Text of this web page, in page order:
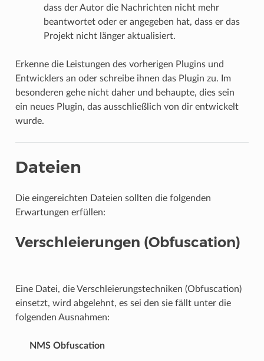
dass der Autor die Nachrichten nicht mehr
beantwortet oder er angegeben hat, dass er das
Projekt nicht länger aktualisiert.
Erkenne die Leistungen des vorherigen Plugins und
Entwicklers an oder schreibe ihnen das Plugin zu. Im
besonderen gehe nicht daher und behaupte, dies sein
ein neues Plugin, das ausschließlich von dir entwickelt
wurde.
Dateien
Die eingereichten Dateien sollten die folgenden
Erwartungen erfüllen:
Verschleierungen (Obfuscation)
Eine Datei, die Verschleierungstechniken (Obfuscation)
einsetzt, wird abgelehnt, es sei den sie fällt unter die
folgenden Ausnahmen:
NMS Obfuscation